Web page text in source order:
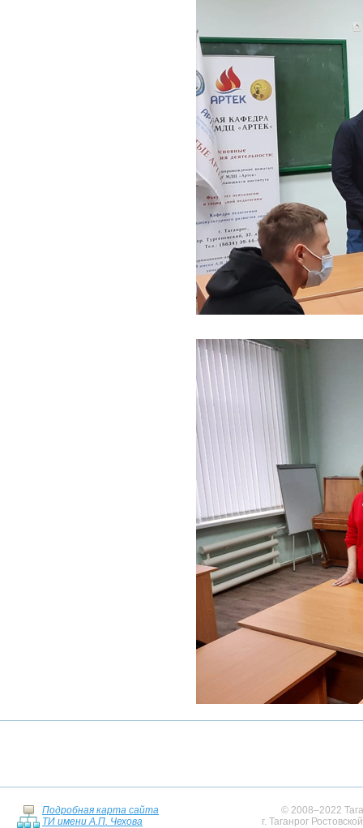
Подробная карта сайта
ТИ имени А.П. Чехова
© 2008–2022
г. Таганрог